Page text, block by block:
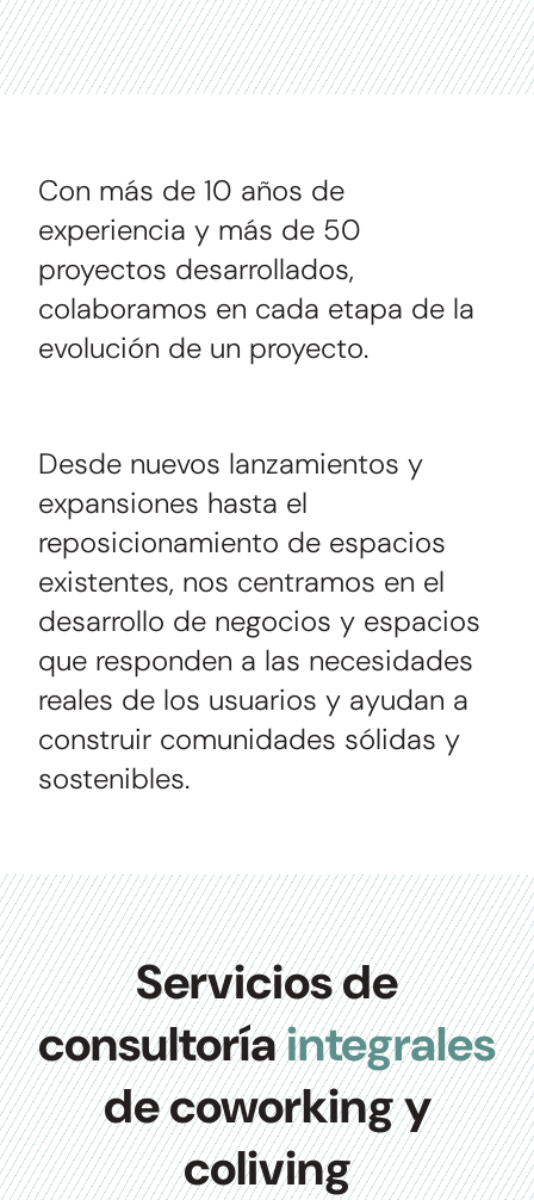
Con más de 10 años de
experiencia y más de 50
proyectos desarrollados,
colaboramos en cada etapa de la
evolución de un proyecto.
Desde nuevos lanzamientos y
expansiones hasta el
reposicionamiento de espacios
existentes, nos centramos en el
desarrollo de negocios y espacios
que responden a las necesidades
reales de los usuarios y ayudan a
construir comunidades sólidas y
sostenibles.
Servicios de
consultoríaintegrales
de coworking y
coliving